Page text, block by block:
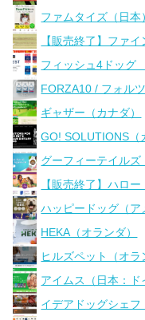
ファムタイズ（日本
【販売終了】ファ
フィッシュ4ドッグ
FORZA10 / フォル
ギャザー（カナダ）
GO! SOLUTIONS（
グーフィーテイルズ
【販売終了】ハロー
ハッピードッグ（ア
HEKA（オランダ）
ヒルズペット（オラ
アイムス（日本：ド
イデアドッグシェフ